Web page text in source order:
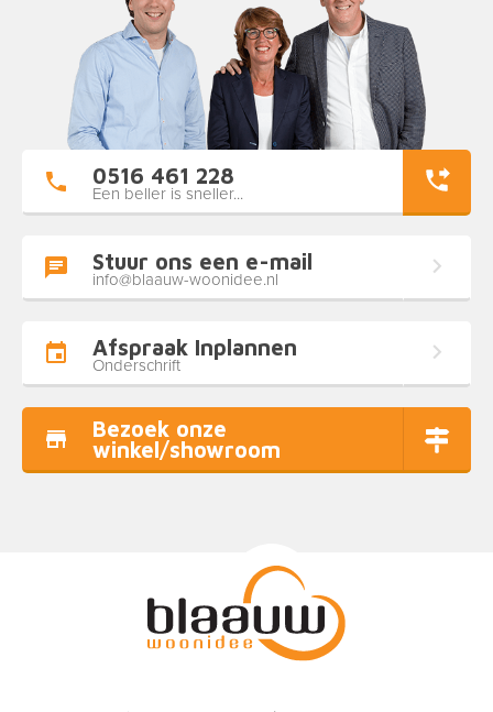
0516 461 228
Een beller is sneller...
Stuur ons een e-mail
info@blaauw-woonidee.nl
Afspraak Inplannen
Onderschrift
Bezoek onze
winkel/showroom